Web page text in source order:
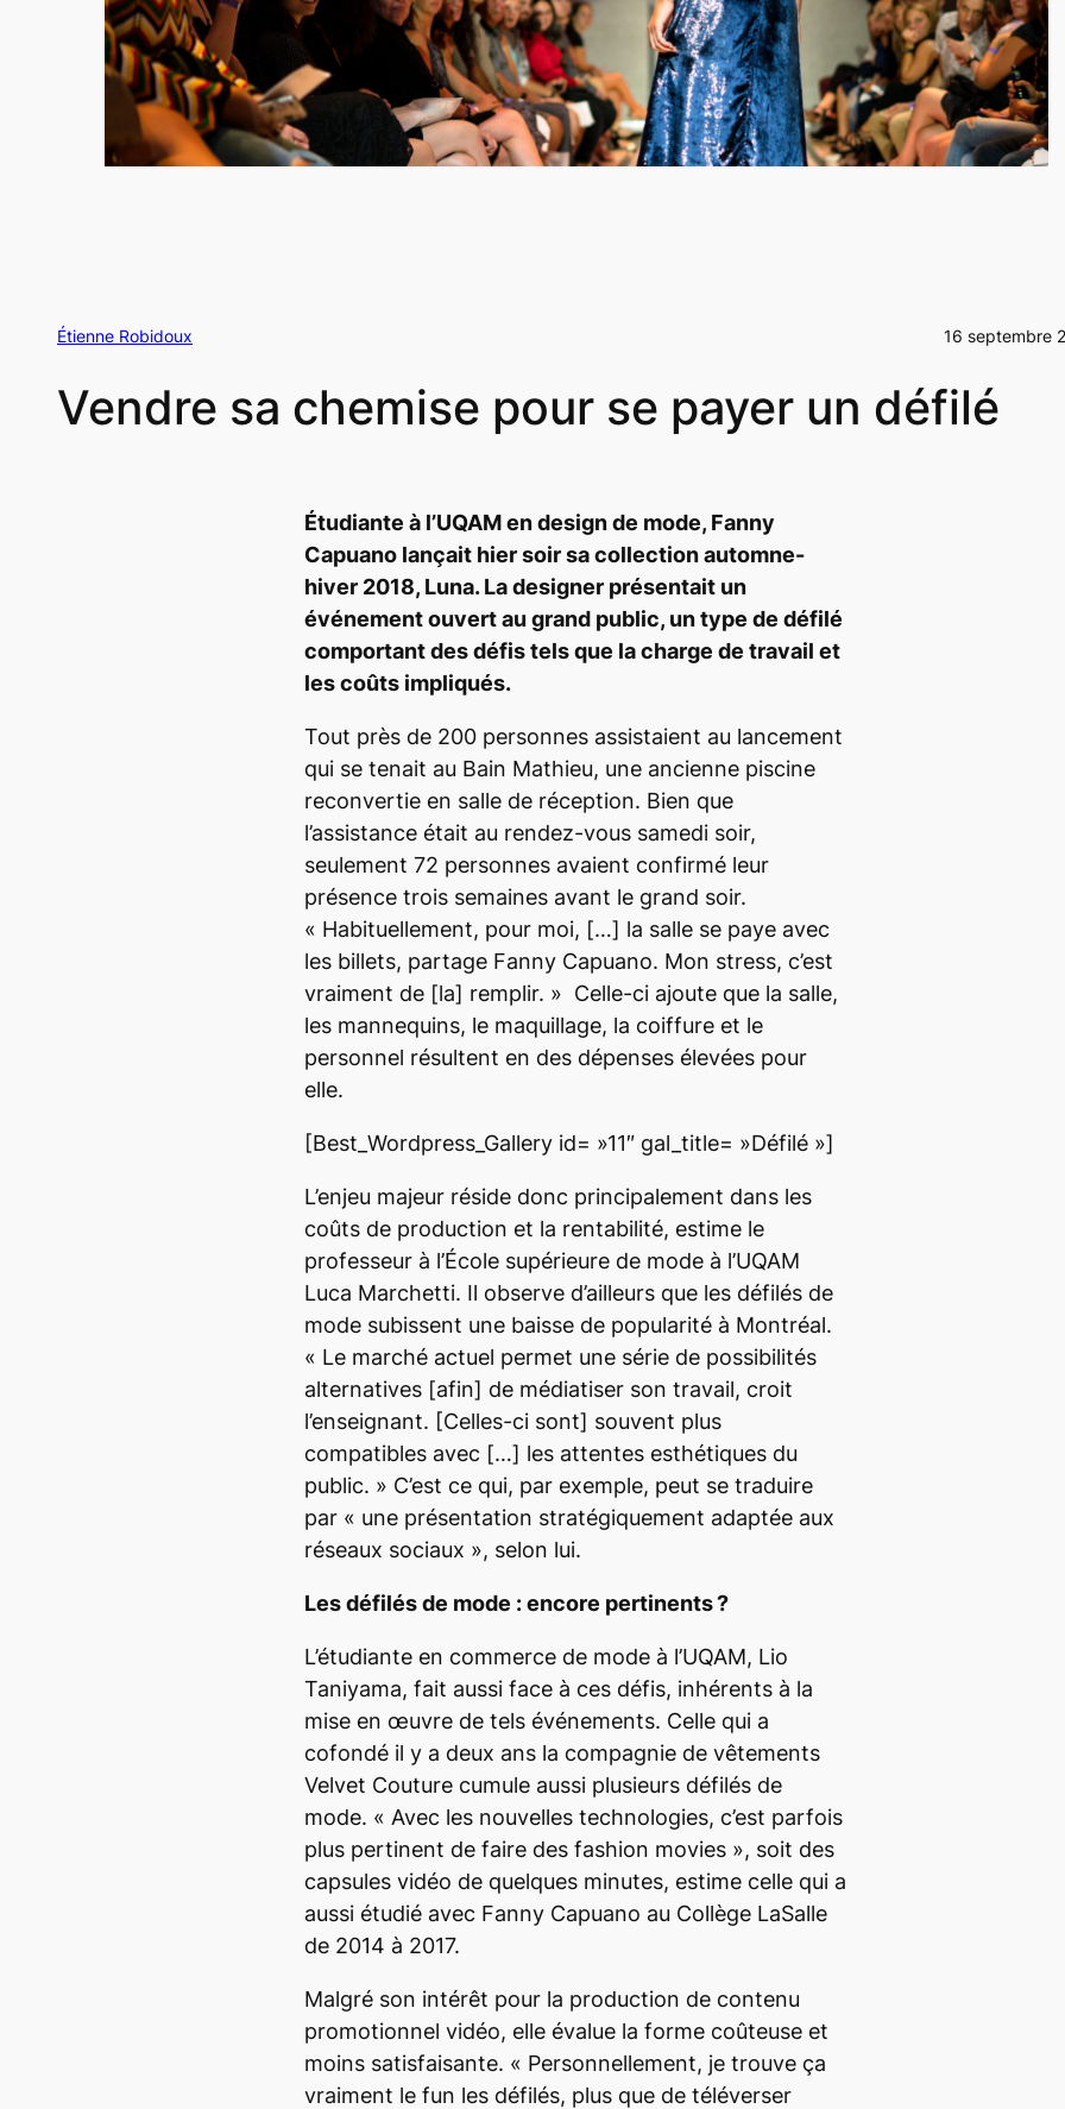
Étienne Robidoux 16 septembre
Vendre sa chemise pour se payer un défilé
Étudiante à l’UQAM en design de mode, Fanny
Capuano lançait hier soir sa collection automne-
hiver 2018, Luna. La designer présentait un
événement ouvert au grand public, un type de défilé
comportant des défis tels que la charge de travail et
les coûts impliqués.
Tout près de 200 personnes assistaient au lancement
qui se tenait au Bain Mathieu, une ancienne piscine
reconvertie en salle de réception. Bien que
l’assistance était au rendez-vous samedi soir,
seulement 72 personnes avaient confirmé leur
présence trois semaines avant le grand soir.
« Habituellement, pour moi, […] la salle se paye avec
les billets, partage Fanny Capuano. Mon stress, c’est
vraiment de [la] remplir. » Celle-ci ajoute que la salle,
les mannequins, le maquillage, la coiffure et le
personnel résultent en des dépenses élevées pour
elle.
[Best_Wordpress_Gallery id= »11″ gal_title= »Défilé »]
L’enjeu majeur réside donc principalement dans les
coûts de production et la rentabilité, estime le
professeur à l’École supérieure de mode à l’UQAM
Luca Marchetti. Il observe d’ailleurs que les défilés de
mode subissent une baisse de popularité à Montréal.
« Le marché actuel permet une série de possibilités
alternatives [afin] de médiatiser son travail, croit
l’enseignant. [Celles-ci sont] souvent plus
compatibles avec […] les attentes esthétiques du
public. » C’est ce qui, par exemple, peut se traduire
par « une présentation stratégiquement adaptée aux
réseaux sociaux », selon lui.
Les défilés de mode : encore pertinents ?
L’étudiante en commerce de mode à l’UQAM, Lio
Taniyama, fait aussi face à ces défis, inhérents à la
mise en œuvre de tels événements. Celle qui a
cofondé il y a deux ans la compagnie de vêtements
Velvet Couture cumule aussi plusieurs défilés de
mode. « Avec les nouvelles technologies, c’est parfois
plus pertinent de faire des fashion movies », soit des
capsules vidéo de quelques minutes, estime celle qui a
aussi étudié avec Fanny Capuano au Collège LaSalle
de 2014 à 2017.
Malgré son intérêt pour la production de contenu
promotionnel vidéo, elle évalue la forme coûteuse et
moins satisfaisante. « Personnellement, je trouve ça
vraiment le fun les défilés, plus que de téléverser